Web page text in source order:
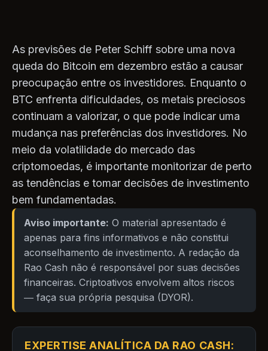
As previsões de Peter Schiff sobre uma nova
queda do Bitcoin em dezembro estão a causar
preocupação entre os investidores. Enquanto o
BTC enfrenta dificuldades, os metais preciosos
continuam a valorizar, o que pode indicar uma
mudança nas preferências dos investidores. No
meio da volatilidade do mercado das
criptomoedas, é importante monitorizar de perto
as tendências e tomar decisões de investimento
bem fundamentadas.
Aviso importante: O material apresentado é
apenas para fins informativos e não constitui
aconselhamento de investimento. A redação da
Rao Cash não é responsável por suas decisões
financeiras. Criptoativos envolvem altos riscos
— faça sua própria pesquisa (DYOR).
EXPERTISE ANALÍTICA DA RAO CASH: